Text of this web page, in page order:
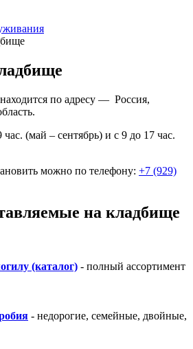
по адресу — Россия,
(май – сентябрь) и с 9 до 17 час.
можно по телефону: +7 (929)
на кладбище
(каталог) - полный ассортимент
- недорогие, семейные, двойные,